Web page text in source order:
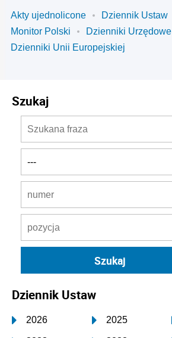
Akty ujednolicone
Dziennik Ustaw
Monitor Polski
Dzienniki Urzędowe
Dzienniki Unii Europejskiej
Szukaj
Dziennik Ustaw
2026 2025